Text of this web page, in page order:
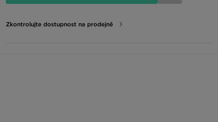
Zkontrolujte dostupnost na prodejně